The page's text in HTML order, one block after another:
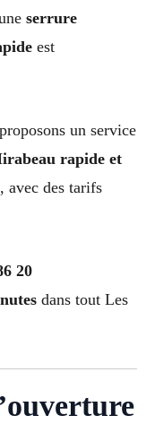
serrure
est
un service
rapide et
, avec des tarifs
20
dans tout Les